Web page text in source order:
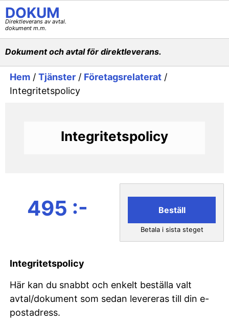
DOKUM
Direktleverans av avtal.
dokument m.m.
Dokument och avtal för direktleverans.
Hem / Tjänster / Företagsrelaterat /
Integritetspolicy
Integritetspolicy
495 :- Beställ
Betala i sista steget
Integritetspolicy
Här kan du snabbt och enkelt beställa valt
avtal/dokument som sedan levereras till din e-
postadress.